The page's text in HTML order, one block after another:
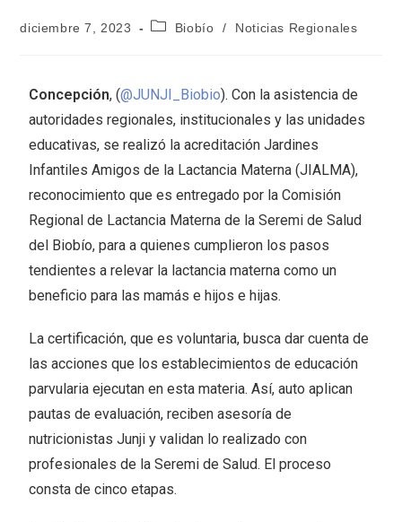
diciembre 7, 2023 Biobío / Noticias Regionales
Concepción, (@JUNJI_Biobio). Con la asistencia de
autoridades regionales, institucionales y las unidades
educativas, se realizó la acreditación Jardines
Infantiles Amigos de la Lactancia Materna (JIALMA),
reconocimiento que es entregado por la Comisión
Regional de Lactancia Materna de la Seremi de Salud
del Biobío, para a quienes cumplieron los pasos
tendientes a relevar la lactancia materna como un
beneficio para las mamás e hijos e hijas.
La certificación, que es voluntaria, busca dar cuenta de
las acciones que los establecimientos de educación
parvularia ejecutan en esta materia. Así, auto aplican
pautas de evaluación, reciben asesoría de
nutricionistas Junji y validan lo realizado con
profesionales de la Seremi de Salud. El proceso
consta de cinco etapas.